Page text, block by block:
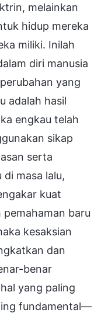
melainkan
hidup mereka
miliki. Inilah
diri manusia
yang
adalah hasil
engkau telah
sikap
serta
masa lalu,
kuat
baru
kesaksian
dan
benar
yang paling
fundamental—